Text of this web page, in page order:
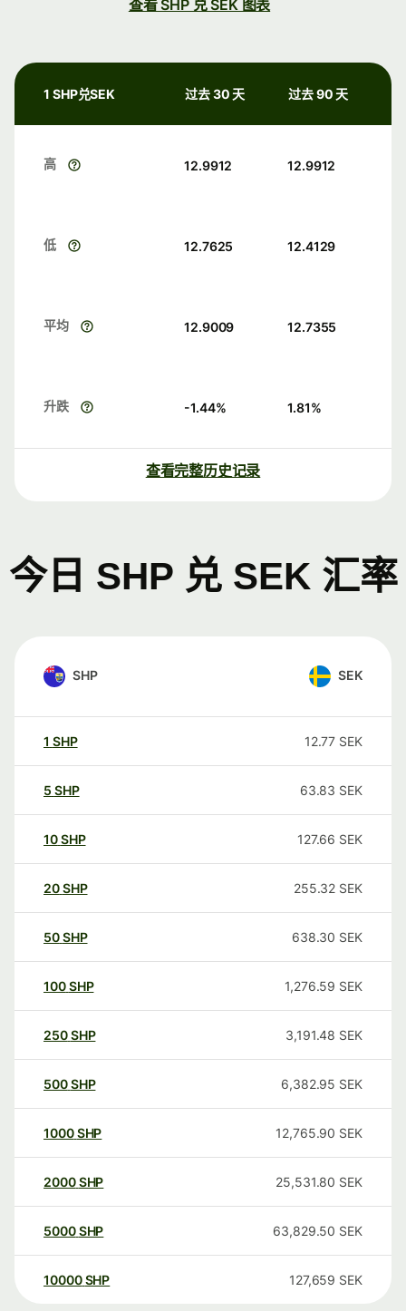
查看 SHP 兑 SEK 图表
1 SHP兑SEK 过去 30 天 过去 90 天
高 12.9912 12.9912
低 12.7625 12.4129
平均 12.9009 12.7355
升跌 -1.44% 1.81%
查看完整历史记录
今日 SHP 兑 SEK 汇率
SHP SEK
1 SHP 12.77 SEK
5 SHP 63.83 SEK
10SHP 127.66 SEK
20SHP 255.32 SEK
50SHP 638.30 SEK
100SHP 1,276.59 SEK
250SHP 3,191.48 SEK
500SHP 6,382.95 SEK
1000SHP 12,765.90 SEK
2000SHP 25,531.80 SEK
5000SHP 63,829.50 SEK
10000 SHP 127,659 SEK